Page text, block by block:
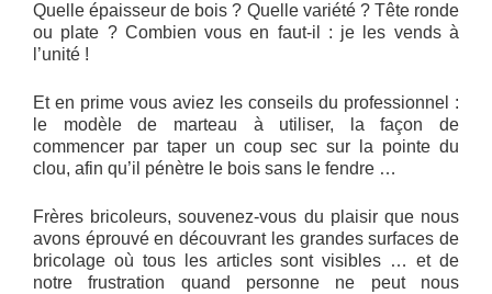
Quelle épaisseur de bois ? Quelle variété ? Tête ronde
ou plate ? Combien vous en faut-il : je les vends à
l’unité !
Et en prime vous aviez les conseils du professionnel :
le modèle de marteau à utiliser, la façon de
commencer par taper un coup sec sur la pointe du
clou, afin qu’il pénètre le bois sans le fendre …
Frères bricoleurs, souvenez-vous du plaisir que nous
avons éprouvé en découvrant les grandes surfaces de
bricolage où tous les articles sont visibles … et de
notre frustration quand personne ne peut nous